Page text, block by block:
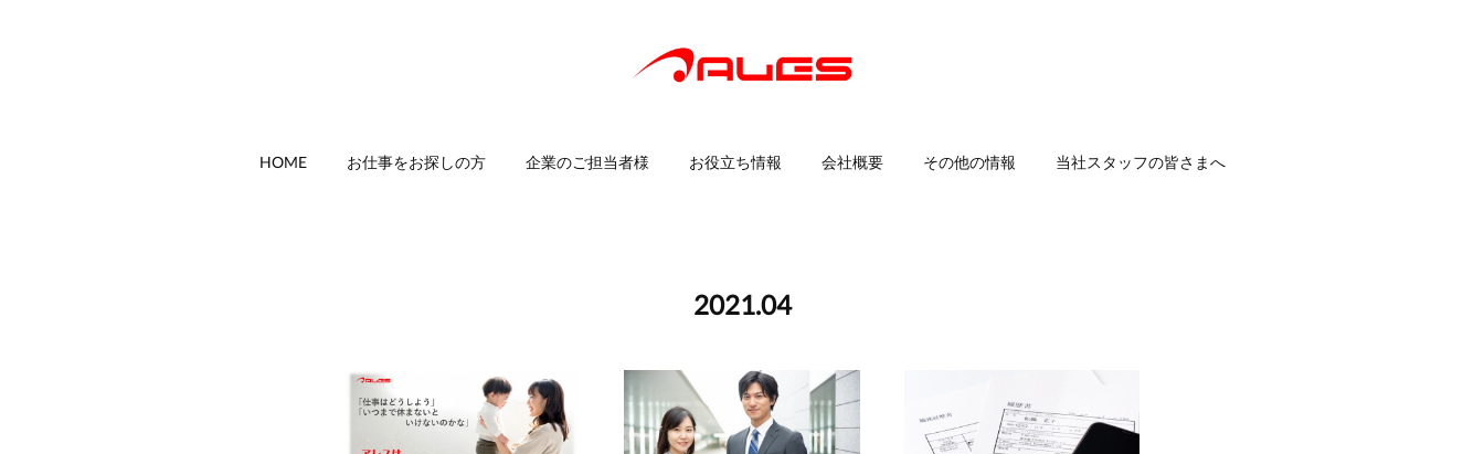
HOME お仕事をお探しの方 企業のご担当者様 お役立ち情報 会社概要 その他の情報 当社スタッフの皆さまへ
2021.04